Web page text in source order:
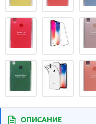
ОПИСАНИЕ